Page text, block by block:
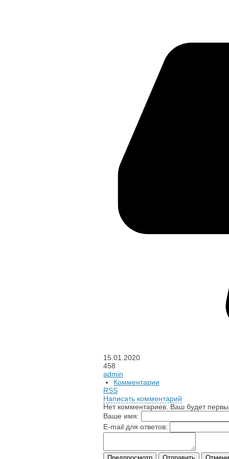
15.01.2020
458
admin
Комментарии
RSS
Написать комментарий
Нет комментариев. Ваш будет
Ваше имя:
E-mail для ответов: